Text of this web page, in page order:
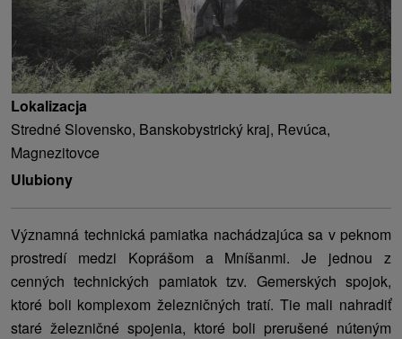
Lokalizacja
Stredné Slovensko, Banskobystrický kraj, Revúca,
Magnezitovce
Ulubiony
Významná technická pamiatka nachádzajúca sa v peknom
prostredí medzi Koprášom a Mníšanmi. Je jednou z
cenných technických pamiatok tzv. Gemerských spojok,
ktoré boli komplexom železničných tratí. Tie mali nahradiť
staré železničné spojenia, ktoré boli prerušené núteným